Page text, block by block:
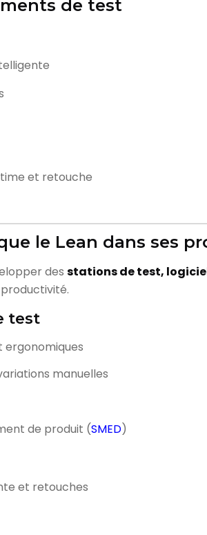
de test
et retouche
le Lean dans ses
des stations de test,
test
manuelles
de produit (SMED)
et retouches